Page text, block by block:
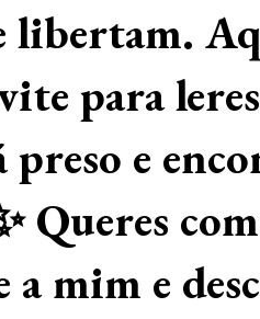
libertam.
para
preso e
Queres
a mim e